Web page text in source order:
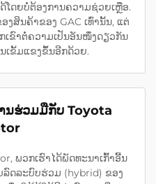
ໂດຍບໍ່ຕ້ອງການຄວາມຊ່ວຍເຫຼືອ.
ສິນຄ້າຂອງ GAC ເທົ່ານັ້ນ, ແຕ່
ຂົາຕໍ່ຄວາມເປັນອັນໜຶ່ງດຽວກັນ
ເຂັ້ມແຂງຂຶ້ນອີກດ້ວຍ.
ນຮ່ວມມືກັບ Toyota
ພວກເຮົາໄດ້ພັດທະນາເກົ້າອີ້ນ
ລົດລະບົບຮ່ວມ (hybrid) ຂອງ